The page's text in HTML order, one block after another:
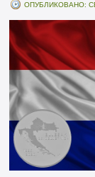
ОПУБЛИКОВАНО: